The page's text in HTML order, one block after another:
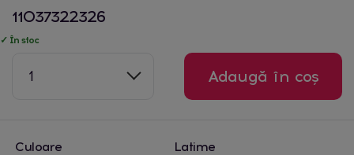
11037322326
✓ În stoc
1 Adaugă în coș
Culoare
Latime